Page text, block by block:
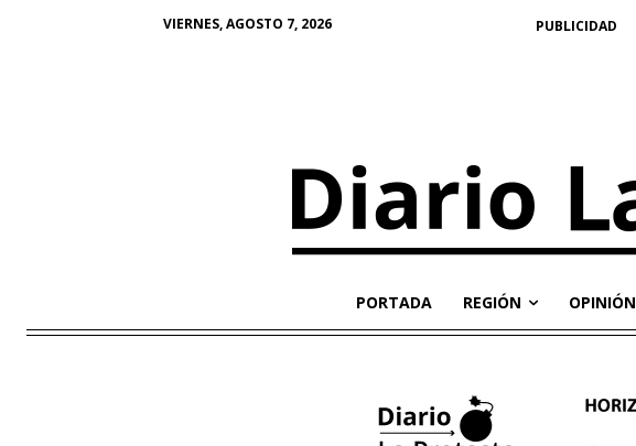
VIERNES, AGOSTO 7, 2026 PUBLICIDAD
PORTADA REGIÓN OPINIÓN